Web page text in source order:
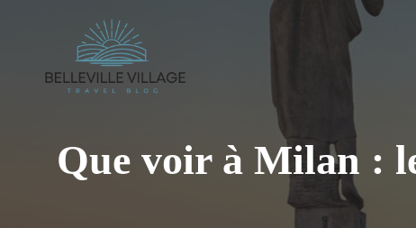
Que voir à Milan :